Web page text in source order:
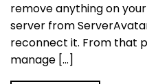
remove anything on
server from
reconnect it. From that
manage […]